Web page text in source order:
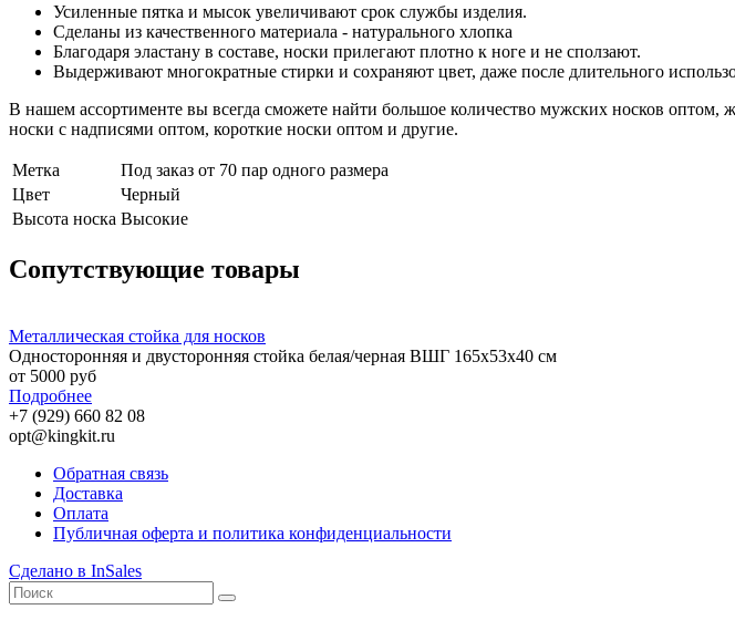
Усиленные пятка и мысок увеличивают срок службы изделия.
Сделаны из качественного материала - натурального хлопка
Благодаря эластану в составе, носки прилегают плотно к ноге и не сползают.
Выдерживают многократные стирки и сохраняют цвет, даже после длительного
В нашем ассортименте вы всегда сможете найти большое количество мужских носков
носки с надписями оптом, короткие носки оптом и другие.
Метка
Под заказ от 70 пар одного размера
Цвет
Черный
Высота носка Высокие
Сопутствующие товары
Металлическая стойка для носков
Односторонняя и двусторонняя стойка белая/черная ВШГ 165х53х40 см
от 5000 руб
Подробнее
+7 (929) 660 82 08
opt@kingkit.ru
Обратная связь
Доставка
Оплата
Публичная оферта и политика конфиденциальности
Сделано в InSales